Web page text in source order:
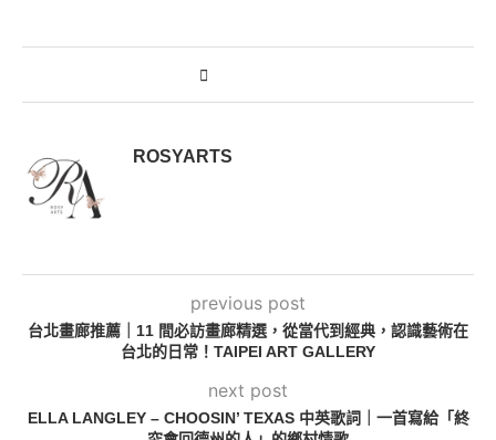
ROSYARTS
previous post
台北畫廊推薦｜11 間必訪畫廊精選，從當代到經典，認識藝術在
台北的日常！TAIPEI ART GALLERY
next post
ELLA LANGLEY – CHOOSIN’ TEXAS 中英歌詞｜一首寫給「終